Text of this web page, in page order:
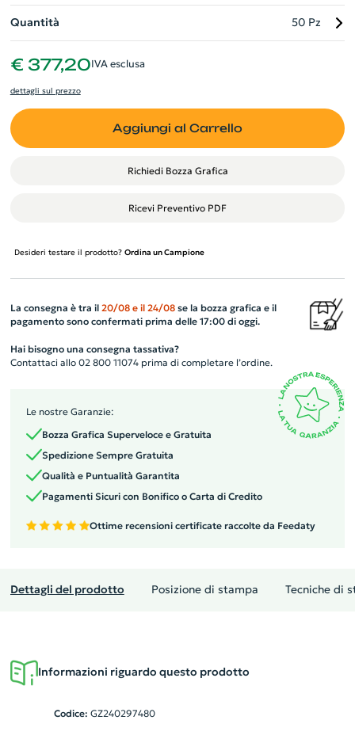
Quantità 50 Pz
€ 377,20IVA esclusa
dettagli sul prezzo
Aggiungi al Carrello
Richiedi Bozza Grafica
Ricevi Preventivo PDF
Desideri testare il prodotto? Ordina un Campione
La consegna è tra il 20/08 e il 24/08se la bozza grafica e il
pagamento sono confermati prima delle 17:00 di oggi.
Hai bisogno una consegna tassativa?
Contattaci allo 02 800 11074 prima di completare l’ordine.
Le nostre Garanzie:
Bozza Grafica Superveloce e Gratuita
Spedizione Sempre Gratuita
Qualità e Puntualità Garantita
Pagamenti Sicuri con Bonifico o Carta di Credito
Ottime recensioni certificate raccolte da Feedaty
Dettagli del prodotto Posizione di stampa Tecniche di
Informazioni riguardo questo prodotto
Codice: GZ240297480